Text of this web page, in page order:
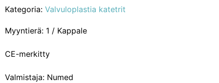
Kategoria: Valvuloplastia katetrit
Myyntierä: 1 / Kappale
CE-merkitty
Valmistaja: Numed